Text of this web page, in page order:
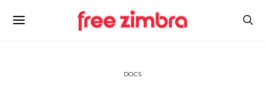
DOCS